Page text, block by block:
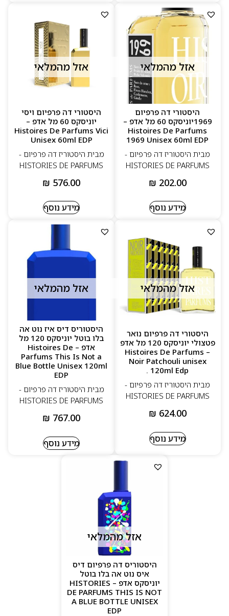
אזל מהמלאי
היסטורי דה פרפיום
1969יוניסקס 60 מל אדפ –
Histoires De Parfums
1969 Unisex 60ml EDP
מבית היסטוריז דה פרפיום -
HISTORIES DE PARFUMS
₪ 202.00
מידע נוסף
אזל מהמלאי
היסטורי דה פרפיום ויסי
יוניסקס 60 מל אדפ –
Histoires De Parfums Vici
Unisex 60ml EDP
מבית היסטוריז דה פרפיום -
HISTORIES DE PARFUMS
₪ 576.00
מידע נוסף
אזל מהמלאי
היסטורי דה פרפיום נואר
פטצולי יוניסקס 120 מל אדפ
– Histoires De Parfums
Noir Patchouli unisex
120ml Edp .
מבית היסטוריז דה פרפיום -
HISTORIES DE PARFUMS
₪ 624.00
מידע נוסף
אזל מהמלאי
היסטוריס דיס איז נוט אה
בלו בוטל יוניסקס 120 מל
אדפ – Histoires De
Parfums This Is Not a
Blue Bottle Unisex 120ml
EDP
מבית היסטוריז דה פרפיום -
HISTORIES DE PARFUMS
₪ 767.00
מידע נוסף
אזל מהמלאי
היסטוריס דה פרפיום דיס
איס נוט אה בלו בוטל
יוניסקס אדפ – HISTORIES
DE PARFUMS THIS IS NOT
A BLUE BOTTLE UNISEX
EDP